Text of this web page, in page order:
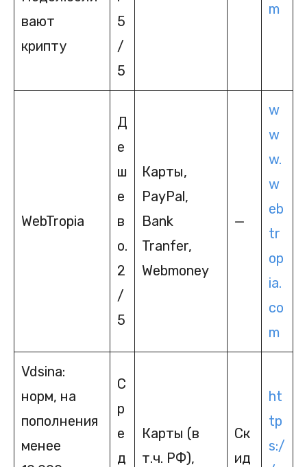
вают
крипту
5
/
5
m
WebTropia
Д
е
ш
е
в
о.
2
/
5
Карты,
PayPal,
Bank
Tranfer,
Webmoney
—
w
w
w.
w
eb
tr
op
ia.
co
m
Vdsina:
норм, на
пополнения
менее
С
р
е
д
Карты (в
т.ч. РФ),
Ск
ид
ht
tp
s:/